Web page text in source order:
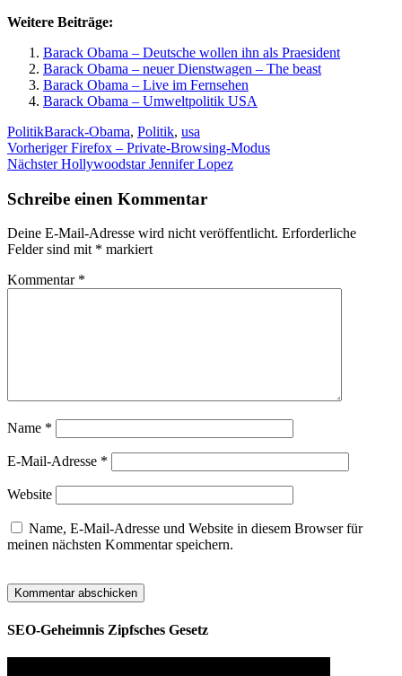
Weitere Beiträge:
Barack Obama – Deutsche wollen ihn als Praesident
Barack Obama – neuer Dienstwagen – The beast
Barack Obama – Live im Fernsehen
Barack Obama – Umweltpolitik USA
Kategorien
PolitikSchlagwörter
Barack-Obama, Politik, usa
Beitragsnavigation
VorherigerVorheriger
Beitrag:
Firefox – Private-Browsing-Modus
NächsterNächster
Hollywoodstar Jennifer Lopez
Schreibe einen Kommentar
Deine E-Mail-Adresse wird nicht veröffentlicht. Erforderliche
Felder sind mit * markiert
Kommentar *
Name *
E-Mail-Adresse *
Website
Name, E-Mail-Adresse und Website in diesem Browser für
meinen nächsten Kommentar speichern.
SEO-Geheimnis Zipfsches Gesetz